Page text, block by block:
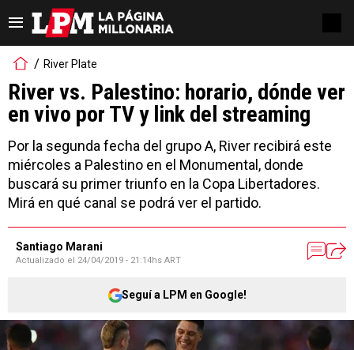
River Plate
River vs. Palestino: horario, dónde ver
en vivo por TV y link del streaming
Por la segunda fecha del grupo A, River recibirá este
miércoles a Palestino en el Monumental, donde
buscará su primer triunfo en la Copa Libertadores.
Mirá en qué canal se podrá ver el partido.
Santiago Marani
Actualizado el 24/04/2019 - 21:14hs ART
Seguí a LPM en Google!